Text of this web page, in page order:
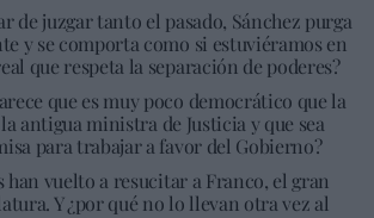
de juzgar tanto el pasado, Sánchez purga
y se comporta como si estuviéramos en
que respeta la separación de poderes?
que es muy poco democrático que la
antigua ministra de Justicia y que sea
para trabajar a favor del Gobierno?
han vuelto a resucitar a Franco, el gran
Y ¿por qué no lo llevan otra vez al